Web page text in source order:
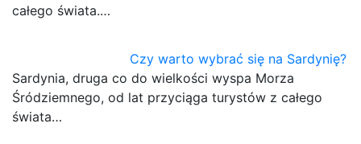
całego świata.…
Czy warto wybrać się na Sardynię?
Sardynia, druga co do wielkości wyspa Morza
Śródziemnego, od lat przyciąga turystów z całego
świata…